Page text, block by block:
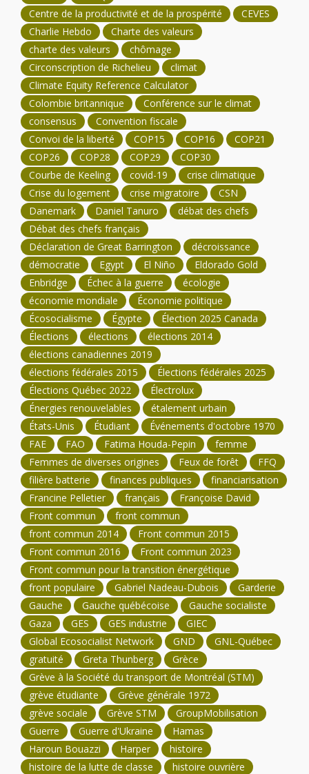
Centre de la productivité et de la prospérité
CEVES
Charlie Hebdo
Charte des valeurs
charte des valeurs
chômage
Circonscription de Richelieu
climat
Climate Equity Reference Calculator
Colombie britannique
Conférence sur le climat
consensus
Convention fiscale
Convoi de la liberté
COP15 COP16
COP21
COP26
COP28 COP29
COP30
Courbe de Keeling
covid-19
crise climatique
Crise du logement
crise migratoire
CSN
Danemark
Daniel Tanuro
débat des chefs
Débat des chefs français
Déclaration de Great Barrington
décroissance
démocratie
Egypt El Niño
Eldorado Gold
Enbridge
Échec à la guerre
écologie
économie mondiale
Économie politique
Écosocialisme
Égypte
Élection 2025 Canada
Élections
élections
élections 2014
élections canadiennes 2019
élections fédérales 2015
Élections fédérales 2025
Élections Québec 2022
Électrolux
Énergies renouvelables
étalement urbain
États-Unis
Étudiant
Événements d'octobre 1970
FAE
FAO Fatima Houda-Pepin
femme
Femmes de diverses origines
Feux de forêt
FFQ
filière batterie
finances publiques
financiarisation
Francine Pelletier
français
Françoise David
Front commun
front commun
front commun 2014
Front commun 2015
Front commun 2016
Front commun 2023
Front commun pour la transition énergétique
front populaire
Gabriel Nadeau-Dubois
Garderie
Gauche
Gauche québécoise
Gauche socialiste
Gaza
GES GES industrie
GIEC
Global Ecosocialist Network
GND
GNL-Québec
gratuité
Greta Thunberg
Grèce
Grève à la Société du transport de Montréal (STM)
grève étudiante
Grève générale 1972
grève sociale
Grève STM
GroupMobilisation
Guerre
Guerre d'Ukraine
Hamas
Haroun Bouazzi
Harper
histoire
histoire de la lutte de classe
histoire ouvrière